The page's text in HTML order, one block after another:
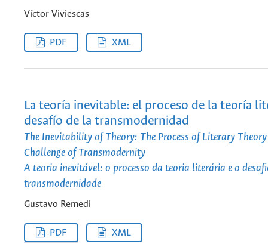
Víctor Viviescas
PDF XML
La teoría inevitable: el proceso de la teoría
desafío de la transmodernidad
The Inevitability of Theory: The Process of Literary
Challenge of Transmodernity
A teoria inevitável: o processo da teoria literária e o
transmodernidade
Gustavo Remedi
PDF XML